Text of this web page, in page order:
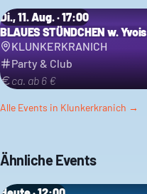
Di., 11. Aug. · 17:00
BLAUES STÜNDCHEN w. Yvois
KLUNKERKRANICH
Party & Club
ca. ab 6 €
Alle Events in Klunkerkranich →
Ähnliche Events